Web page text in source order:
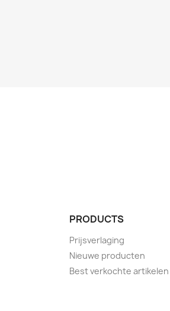
PRODUCTS
Prijsverlaging
Nieuwe producten
Best verkochte artikelen